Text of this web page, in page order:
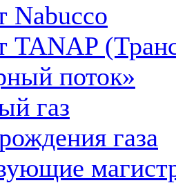
Nabucco
TANAP
поток»
газ
газа